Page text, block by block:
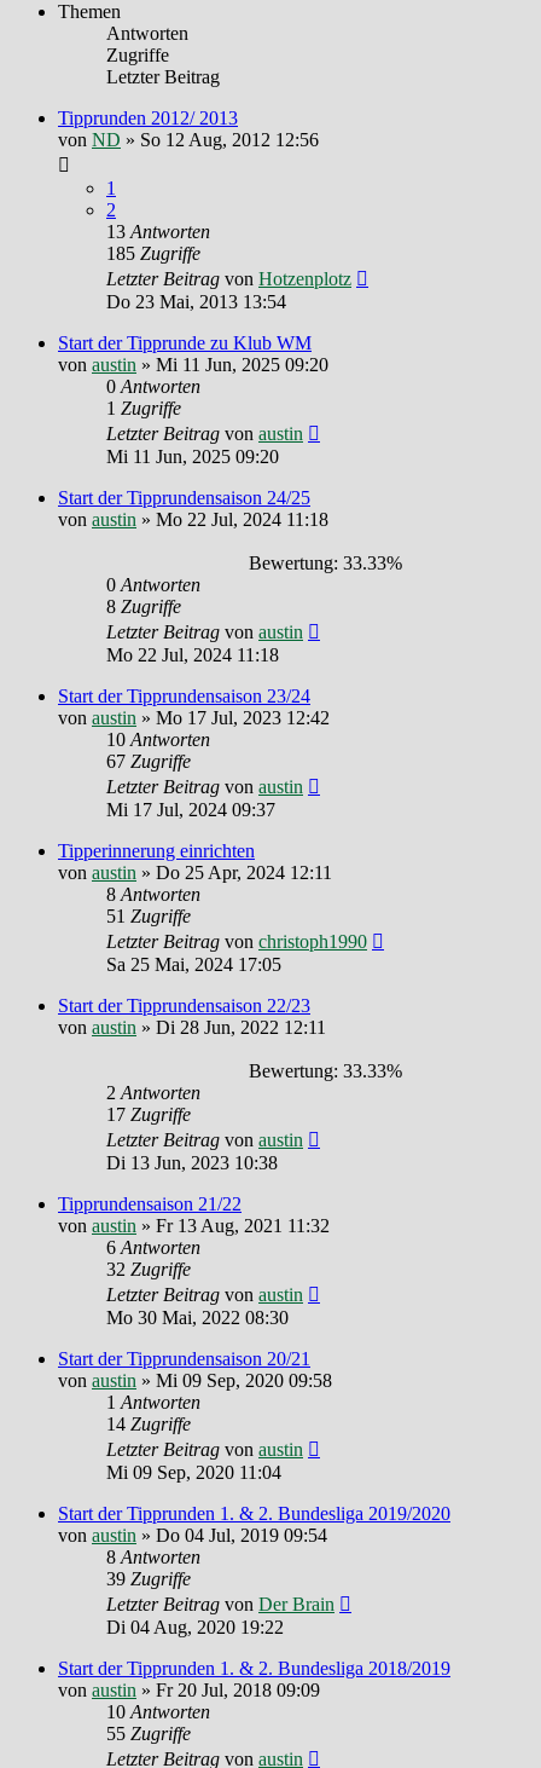
Themen
Antworten
Zugriffe
Letzter Beitrag
Tipprunden 2012/ 2013
von ND » So 12 Aug, 2012 12:56
1
2
13Antworten
185 Zugriffe
Letzter Beitrag von Hotzenplotz
Do 23 Mai, 2013 13:54
Start der Tipprunde zu Klub WM
von austin » Mi 11 Jun, 2025 09:20
0Antworten
1 Zugriffe
Letzter Beitrag von austin
Mi 11 Jun, 2025 09:20
Start der Tipprundensaison 24/25
von austin » Mo 22 Jul, 2024 11:18
Bewertung: 33.33%
0Antworten
8 Zugriffe
Letzter Beitrag von austin
Mo 22 Jul, 2024 11:18
Start der Tipprundensaison 23/24
von austin » Mo 17 Jul, 2023 12:42
10Antworten
67 Zugriffe
Letzter Beitrag von austin
Mi 17 Jul, 2024 09:37
Tipperinnerung einrichten
von austin » Do 25 Apr, 2024 12:11
8Antworten
51 Zugriffe
Letzter Beitrag von christoph1990
Sa 25 Mai, 2024 17:05
Start der Tipprundensaison 22/23
von austin » Di 28 Jun, 2022 12:11
Bewertung: 33.33%
2Antworten
17 Zugriffe
Letzter Beitrag von austin
Di 13 Jun, 2023 10:38
Tipprundensaison 21/22
von austin » Fr 13 Aug, 2021 11:32
6Antworten
32 Zugriffe
Letzter Beitrag von austin
Mo 30 Mai, 2022 08:30
Start der Tipprundensaison 20/21
von austin » Mi 09 Sep, 2020 09:58
1Antworten
14 Zugriffe
Letzter Beitrag von austin
Mi 09 Sep, 2020 11:04
Start der Tipprunden 1. & 2. Bundesliga 2019/2020
von austin » Do 04 Jul, 2019 09:54
8Antworten
39 Zugriffe
Letzter Beitrag von Der Brain
Di 04 Aug, 2020 19:22
Start der Tipprunden 1. & 2. Bundesliga 2018/2019
von austin » Fr 20 Jul, 2018 09:09
10Antworten
55 Zugriffe
Letzter Beitrag von austin